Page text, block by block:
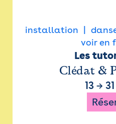
installation
voir en
Les
Clédat &
13→